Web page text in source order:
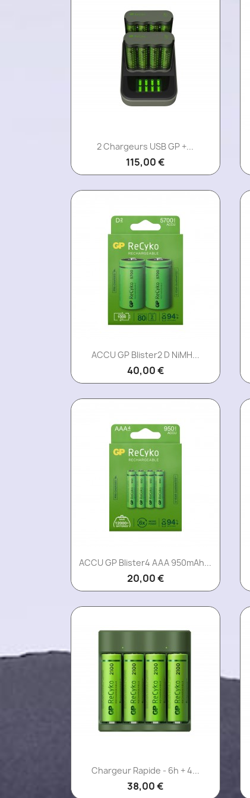
Aperçu rapide
2 Chargeurs USB GP +...
115,00 €
Aperçu rapide
ACCU GP Blister2 D NiMH...
40,00 €
Aperçu rapide
ACCU GP Blister4 AAA 950mAh...
20,00 €
Aperçu rapide
Chargeur Rapide - 6h + 4...
38,00 €